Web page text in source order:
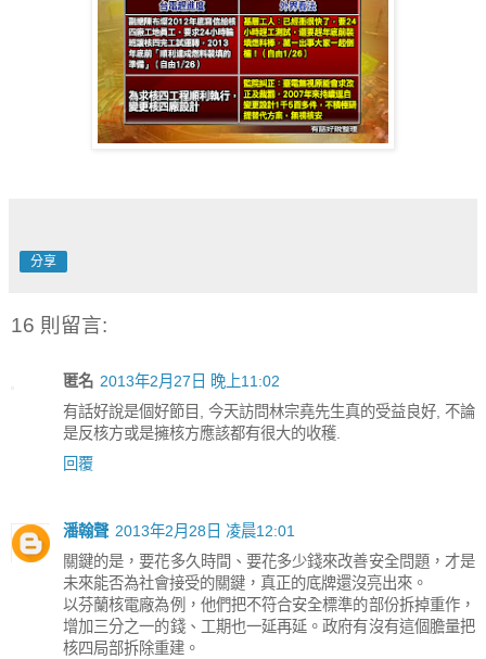
分享
16 則留言:
匿名 2013年2月27日 晚上11:02
有話好說是個好節目, 今天訪問林宗堯先生真的受益良好, 不論
是反核方或是擁核方應該都有很大的收穫.
回覆
潘翰聲 2013年2月28日 凌晨12:01
關鍵的是，要花多久時間、要花多少錢來改善安全問題，才是
未來能否為社會接受的關鍵，真正的底牌還沒亮出來。
以芬蘭核電廠為例，他們把不符合安全標準的部份拆掉重作，
增加三分之一的錢、工期也一延再延。政府有沒有這個膽量把
核四局部拆除重建。